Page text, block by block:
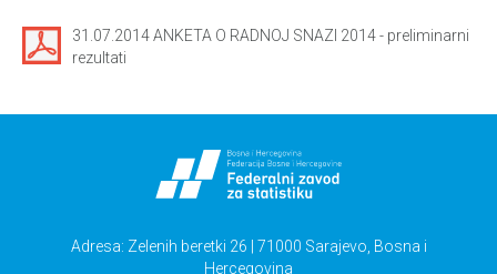
31.07.2014 ANKETA O RADNOJ SNAZI 2014 - preliminarni
rezultati
Adresa: Zelenih beretki 26 | 71000 Sarajevo, Bosna i
Hercegovina